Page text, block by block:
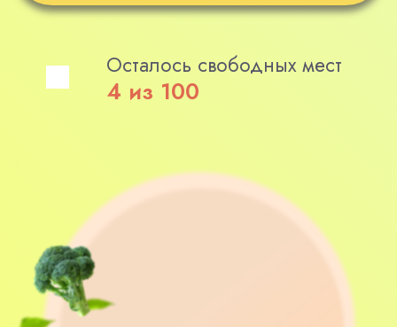
ВНИМАНИЕ!
действует акция «Повышение
тарифа». Это означает, что
оформляя заявку на тариф «Я сам» -
вы получите тариф «С куратором»,